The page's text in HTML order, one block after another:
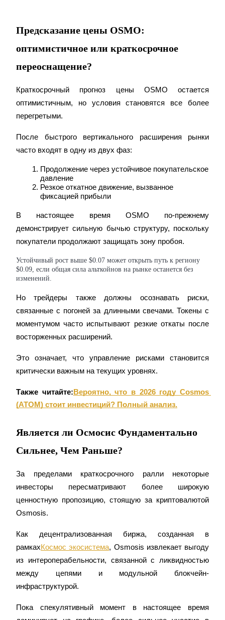
Скачать
приложение Bitrue
Русский
Предсказание цены OSMO:
оптимистичное или краткосрочное
переоснащение?
Краткосрочный прогноз цены OSMO остается
оптимистичным, но условия становятся все более
перегретыми.
После быстрого вертикального расширения рынки
часто входят в одну из двух фаз:
Продолжение через устойчивое покупательское
давление
Резкое откатное движение, вызванное
фиксацией прибыли
В настоящее время OSMO по-прежнему
демонстрирует сильную бычью структуру, поскольку
покупатели продолжают защищать зону пробоя.
Устойчивый рост выше $0.07 может открыть путь к региону
$0.09, если общая сила альткойнов на рынке останется без
изменений.
Но трейдеры также должны осознавать риски,
связанные с погоней за длинными свечами. Токены с
моментумом часто испытывают резкие откаты после
восторженных расширений.
Это означает, что управление рисками становится
критически важным на текущих уровнях.
Также читайте: Вероятно, что в 2026 году Cosmos
(ATOM) стоит инвестиций? Полный анализ.
Является ли Осмосис Фундаментально
Сильнее, Чем Раньше?
За пределами краткосрочного ралли некоторые
инвесторы пересматривают более широкую
ценностную пропозицию, стоящую за криптовалютой
Osmosis.
Как децентрализованная биржа, созданная в
рамкахКосмос экосистема, Osmosis извлекает выгоду
из интероперабельности, связанной с ликвидностью
между цепями и модульной блокчейн-
инфраструктурой.
Пока спекулятивный момент в настоящее время